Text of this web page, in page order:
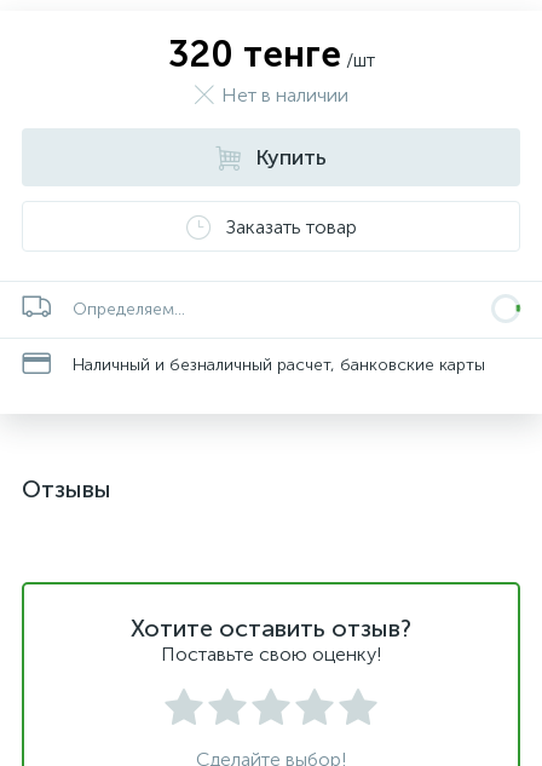
320 тенге /шт
Нет в наличии
Купить
Заказать товар
Определяем...
Наличный и безналичный расчет, банковские карты
Отзывы
Хотите оставить отзыв?
Поставьте свою оценку!
Сделайте выбор!